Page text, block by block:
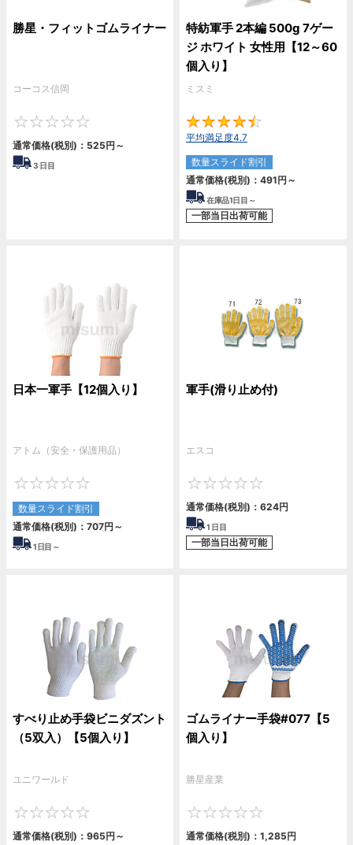
勝星・フィットゴムライナー
コーコス信岡
通常価格(税別)： 525円 ～
3 日目
特紡軍手 2本編 500g 7ゲー
ジ ホワイト 女性用【12～60
個入り】
ミスミ
平均満足度4.7
数量スライド割引
通常価格(税別)： 491円 ～
在庫品1日目～
一部当日出荷可能
日本一軍手【12個入り】
アトム（安全・保護用品）
数量スライド割引
通常価格(税別)： 707円 ～
1日目～
軍手(滑り止め付)
エスコ
通常価格(税別)： 624円
1 日目
一部当日出荷可能
すべり止め手袋ビニダズント
（5双入）【5個入り】
ユニワールド
通常価格(税別)： 965円 ～
ゴムライナー手袋#077【5
個入り】
勝星産業
通常価格(税別)： 1,285円